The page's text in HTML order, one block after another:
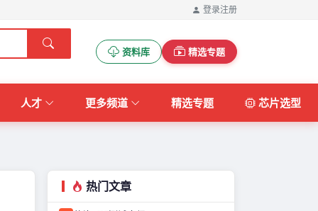
登录注册
资料库 精选专题
人才 更多频道 精选专题 芯片选型
热门文章